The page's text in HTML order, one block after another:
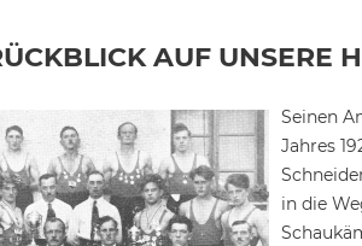
AUF UNSERE
Seinen
Jahres
in die